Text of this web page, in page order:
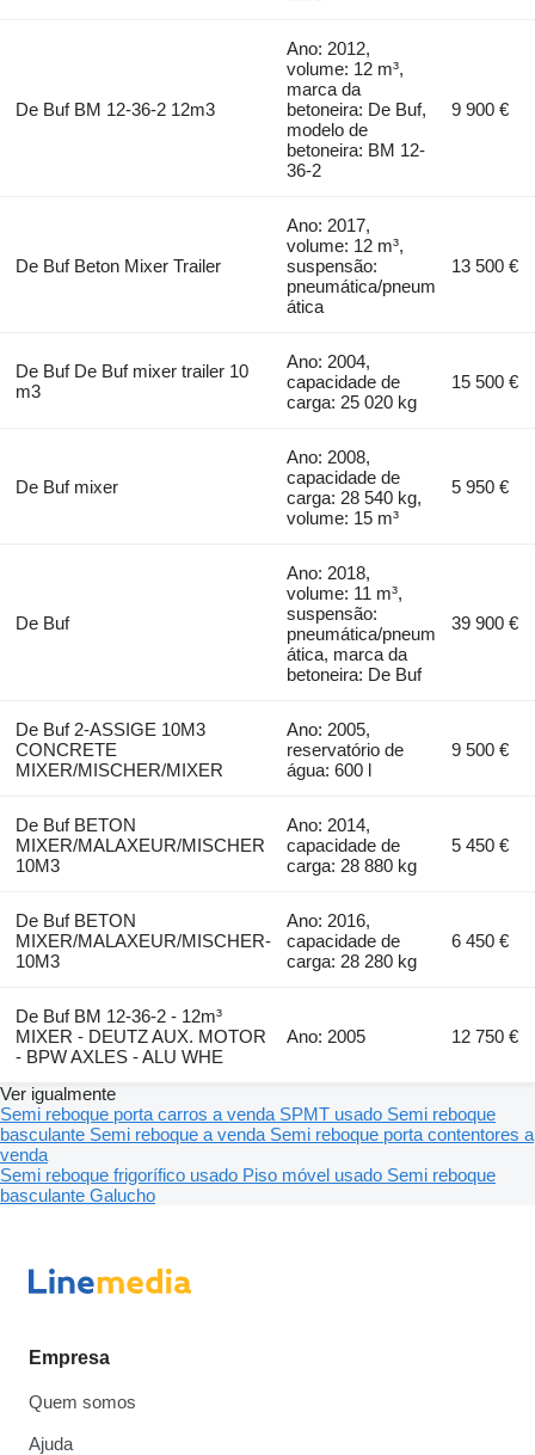
De Buf BM 12-36-2 12m3
Ano: 2012,
volume: 12 m³,
marca da
betoneira: De Buf,
modelo de
betoneira: BM 12-
36-2
9 900 €
De Buf Beton Mixer Trailer
Ano: 2017,
volume: 12 m³,
suspensão:
pneumática/pneum
ática
13 500 €
De Buf De Buf mixer trailer 10
m3
Ano: 2004,
capacidade de
carga: 25 020 kg
15 500 €
De Buf mixer
Ano: 2008,
capacidade de
carga: 28 540 kg,
volume: 15 m³
5 950 €
De Buf
Ano: 2018,
volume: 11 m³,
suspensão:
pneumática/pneum
ática, marca da
betoneira: De Buf
39 900 €
De Buf 2-ASSIGE 10M3
CONCRETE
MIXER/MISCHER/MIXER
Ano: 2005,
reservatório de
água: 600 l
9 500 €
De Buf BETON
MIXER/MALAXEUR/MISCHER
10M3
Ano: 2014,
capacidade de
carga: 28 880 kg
5 450 €
De Buf BETON
MIXER/MALAXEUR/MISCHER-
10M3
Ano: 2016,
capacidade de
carga: 28 280 kg
6 450 €
De Buf BM 12-36-2 - 12m³
MIXER - DEUTZ AUX. MOTOR
- BPW AXLES - ALU WHE
Ano: 2005 12 750 €
Ver igualmente
Semi reboque porta carros a venda SPMT usado Semi reboque
basculante Semi reboque a venda Semi reboque porta contentores a
venda
Semi reboque frigorífico usado Piso móvel usado Semi reboque
basculante Galucho
Empresa
Quem somos
Ajuda